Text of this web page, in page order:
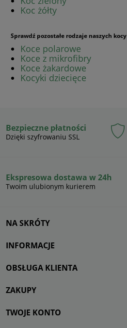
Koc żółty
Sprawdź pozostałe rodzaje naszych kocy
Koce polarowe
Koce z mikrofibry
Koce żakardowe
Kocyki dziecięce
Bezpieczne płatności
Dzięki szyfrowaniu SSL
Ekspresowa dostawa w 24h
Twoim ulubionym kurierem
NA SKRÓTY
INFORMACJE
OBSŁUGA KLIENTA
ZAKUPY
TWOJE KONTO